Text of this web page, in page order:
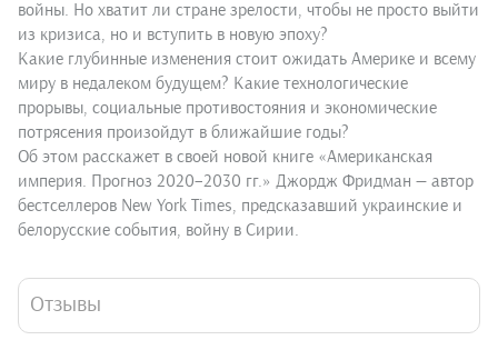
войны. Но хватит ли стране зрелости, чтобы не просто выйти
из кризиса, но и вступить в новую эпоху?
Какие глубинные изменения стоит ожидать Америке и всему
миру в недалеком будущем? Какие технологические
прорывы, социальные противостояния и экономические
потрясения произойдут в ближайшие годы?
Об этом расскажет в своей новой книге «Американская
империя. Прогноз 2020–2030 гг.» Джордж Фридман — автор
бестселлеров New York Times, предсказавший украинские и
белорусские события, войну в Сирии.
Отзывы